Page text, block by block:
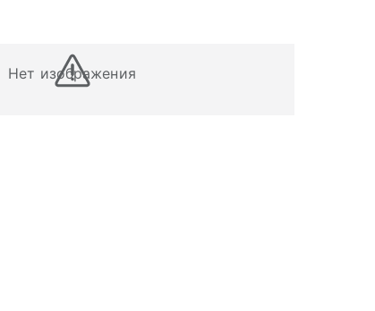
Нет изображения